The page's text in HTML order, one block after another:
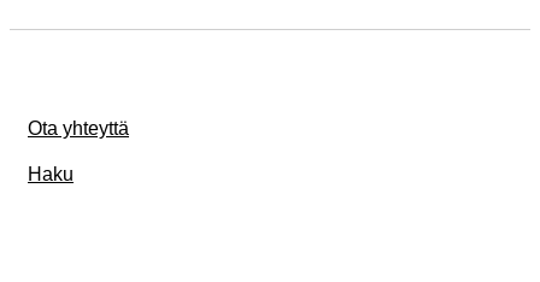
Ota yhteyttä
Haku